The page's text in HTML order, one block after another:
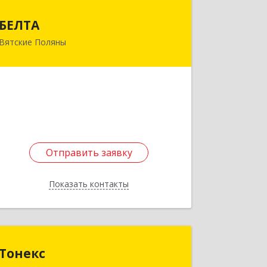
БЕЛТА
Вятские Поляны
Отправить заявку
Показать контакты
612960, Кировская обл, Вятские
Отправить заявку
Назад
Тонекс